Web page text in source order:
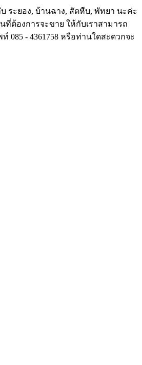
ระยอง, บ้านฉาง, สัตหีบ, พัทยา นะค่ะ
ต้องการจะขาย ให้กับเราสามารถ
085 - 4361758 หรือท่านใดสะดวกจะ